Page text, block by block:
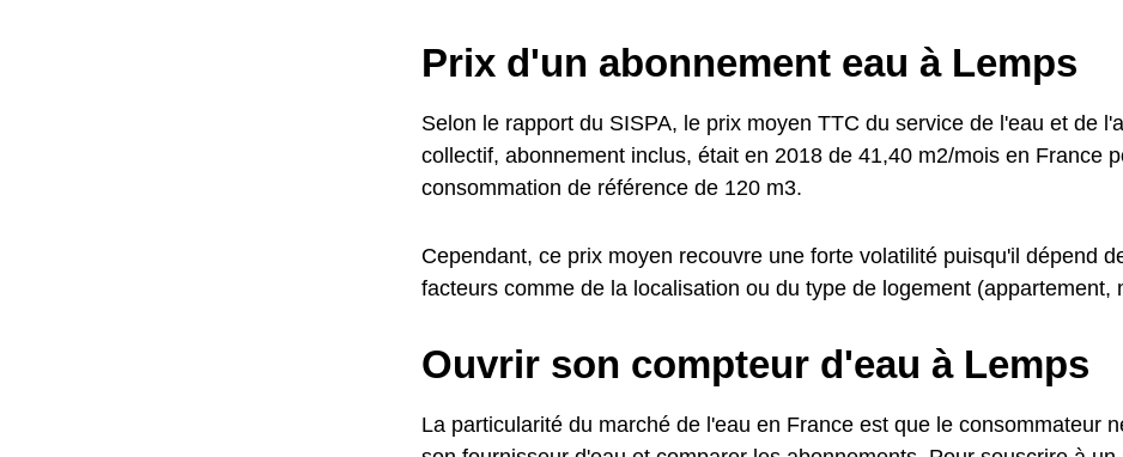
Prix d'un abonnement eau à Lemps
Selon le rapport du SISPA, le prix moyen TTC du service de l'eau et de
collectif, abonnement inclus, était en 2018 de 41,40 m2/mois en France
consommation de référence de 120 m3.
Cependant, ce prix moyen recouvre une forte volatilité puisqu'il dépend
facteurs comme de la localisation ou du type de logement (appartement,
Ouvrir son compteur d'eau à Lemps
La particularité du marché de l'eau en France est que le consommateur